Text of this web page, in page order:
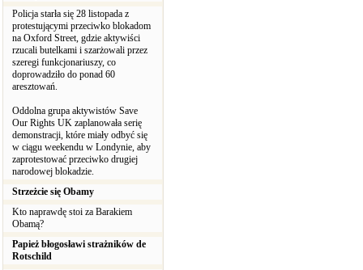
Policja starła się 28 listopada z
protestującymi przeciwko blokadom
na Oxford Street, gdzie aktywiści
rzucali butelkami i szarżowali przez
szeregi funkcjonariuszy, co
doprowadziło do ponad 60
aresztowań.
Oddolna grupa aktywistów Save
Our Rights UK zaplanowała serię
demonstracji, które miały odbyć się
w ciągu weekendu w Londynie, aby
zaprotestować przeciwko drugiej
narodowej blokadzie.
Strzeżcie się Obamy
Kto naprawdę stoi za Barakiem
Obamą?
Papież błogosławi strażników de
Rotschild